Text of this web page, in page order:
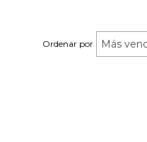
Ordenar por